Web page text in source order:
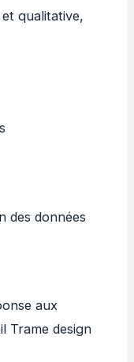
qualitative,
des données
aux
Trame design